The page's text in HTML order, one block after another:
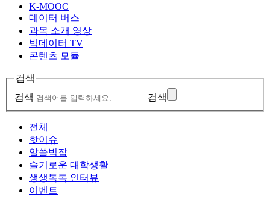
K-MOOC
데이터 버스
과목 소개 영상
빅데이터 TV
콘텐츠 모듈
검색
검색
검색
전체
핫이슈
알쓸빅잡
슬기로운 대학생활
생생톡톡 인터뷰
이벤트